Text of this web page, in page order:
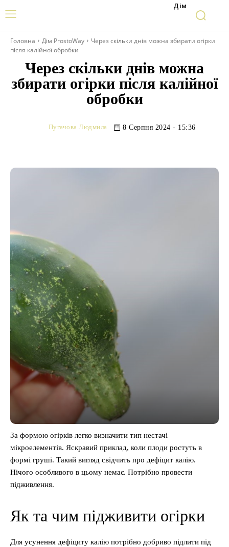
Дім
Головна Дім ProstoWay
Через скільки днів можна збирати огірки
після калійної обробки
Через скільки днів можна
збирати огірки після калійної
обробки
Пугачова Людмила 8 Серпня 2024 - 15:36
За формою огірків легко визначити тип нестачі
мікроелементів. Яскравий приклад, коли плоди ростуть в
формі груші. Такий вигляд свідчить про дефіцит калію.
Нічого особливого в цьому немає. Потрібно провести
підживлення.
Як та чим підживити огірки
Для усунення дефіциту калію потрібно добриво підлити під